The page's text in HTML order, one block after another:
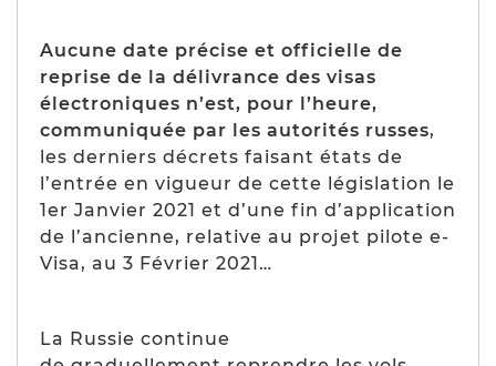
Aucune date précise et officielle de
reprise de la délivrance des visas
électroniques n’est, pour l’heure,
communiquée par les autorités russes,
les derniers décrets faisant états de
l’entrée en vigueur de cette législation le
1er Janvier 2021 et d’une fin d’application
de l’ancienne, relative au projet pilote e-
Visa, au 3 Février 2021…
La Russie continue